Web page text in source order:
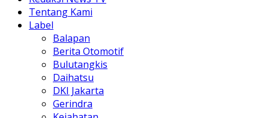
Tentang Kami
Label
Balapan
Berita Otomotif
Bulutangkis
Daihatsu
DKI Jakarta
Gerindra